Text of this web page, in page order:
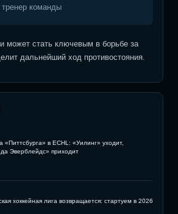
команды
может стать ключевым в борьбе за
дальнейший ход противостояния.
«Питтсбурга» в ECHL: «Уилинг» уходит,
Эверблейдс» приходит
хоккейная лига возвращается: стартуем в 2026